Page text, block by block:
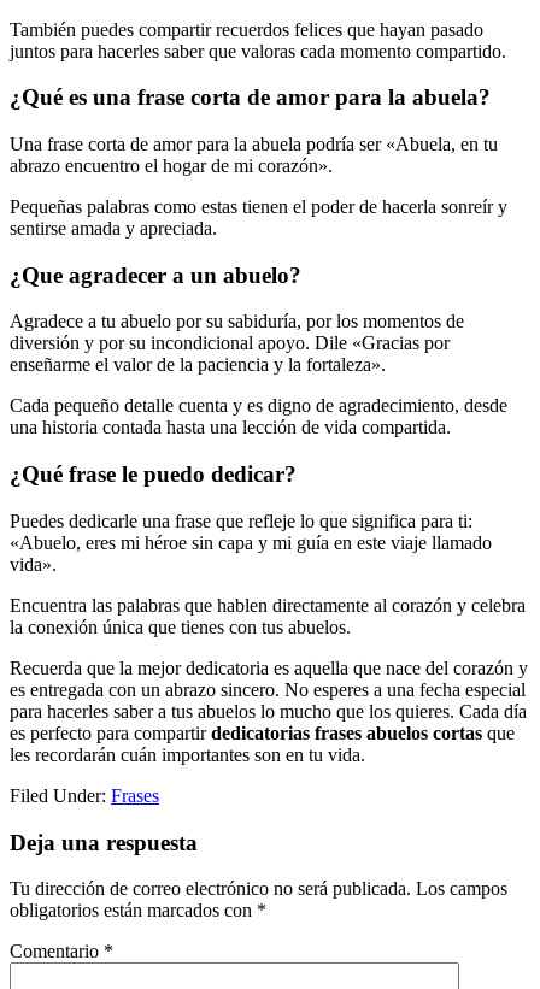
También puedes compartir recuerdos felices que hayan pasado
juntos para hacerles saber que valoras cada momento compartido.
¿Qué es una frase corta de amor para la abuela?
Una frase corta de amor para la abuela podría ser «Abuela, en tu
abrazo encuentro el hogar de mi corazón».
Pequeñas palabras como estas tienen el poder de hacerla sonreír y
sentirse amada y apreciada.
¿Que agradecer a un abuelo?
Agradece a tu abuelo por su sabiduría, por los momentos de
diversión y por su incondicional apoyo. Dile «Gracias por
enseñarme el valor de la paciencia y la fortaleza».
Cada pequeño detalle cuenta y es digno de agradecimiento, desde
una historia contada hasta una lección de vida compartida.
¿Qué frase le puedo dedicar?
Puedes dedicarle una frase que refleje lo que significa para ti:
«Abuelo, eres mi héroe sin capa y mi guía en este viaje llamado
vida».
Encuentra las palabras que hablen directamente al corazón y celebra
la conexión única que tienes con tus abuelos.
Recuerda que la mejor dedicatoria es aquella que nace del corazón y
es entregada con un abrazo sincero. No esperes a una fecha especial
para hacerles saber a tus abuelos lo mucho que los quieres. Cada día
es perfecto para compartirdedicatorias frases abuelos cortas que
les recordarán cuán importantes son en tu vida.
Filed Under: Frases
Reader
Interactions
Deja una respuesta
Tu dirección de correo electrónico no será publicada. Los campos
obligatorios están marcados con *
Comentario *